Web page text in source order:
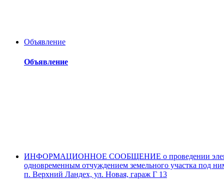
Объявление
Объявление
ИНФОРМАЦИОННОЕ СООБЩЕНИЕ о проведении
одновременным отчуждением земельного участка под
п. Верхний Ландех, ул. Новая, гараж Г 13